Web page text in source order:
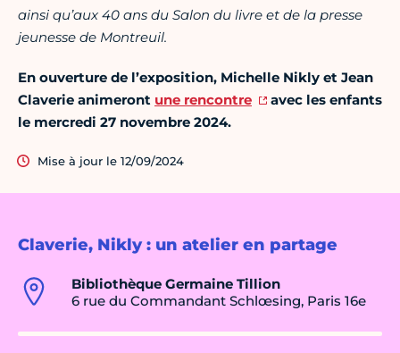
Claverie, Nikly : un atelier en partage
Bibliothèque Germaine Tillion
6 rue du Commandant Schlœsing, Paris 16e
ainsi qu’aux 40 ans du Salon du livre et de la presse
jeunesse de Montreuil.
En ouverture de l’exposition, Michelle Nikly et Jean
Claverie animeront une rencontre
avec les enfants
le mercredi 27 novembre 2024.
Mise à jour le 12/09/2024